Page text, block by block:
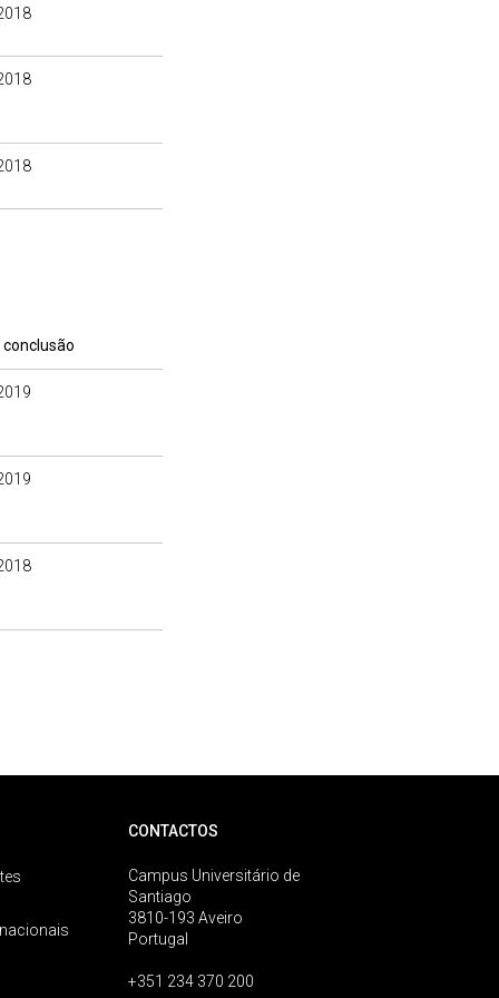
CONTACTOS
Campus Universitário de
Santiago
3810-193 Aveiro
Portugal
+351 234 370 200